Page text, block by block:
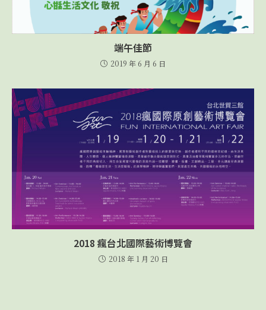
端午佳節
2019 年 6 月 6 日
2018 瘋台北國際藝術博覽會
2018 年 1 月 20 日